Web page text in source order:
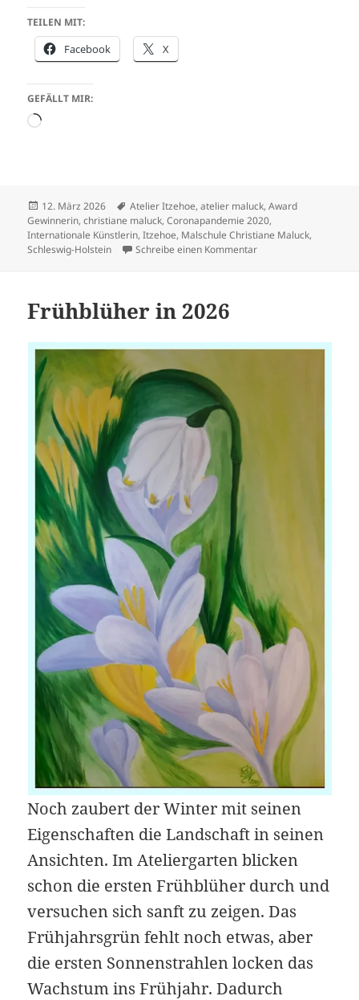
TEILEN MIT:
Facebook X
GEFÄLLT MIR:
Wird
Veröffentlicht
am
12. März 2026 Schlagwörter
Atelier Itzehoe,atelier maluck,Award
Gewinnerin,christiane maluck,Coronapandemie 2020,
Internationale Künstlerin,Itzehoe, Malschule Christiane Maluck,
Schleswig-Holstein
Schreibe einen Kommentarzu 13.März 2020
Frühblüher in 2026
Noch zaubert der Winter mit seinen
Eigenschaften die Landschaft in seinen
Ansichten. Im Ateliergarten blicken
schon die ersten Frühblüher durch und
versuchen sich sanft zu zeigen. Das
Frühjahrsgrün fehlt noch etwas, aber
die ersten Sonnenstrahlen locken das
Wachstum ins Frühjahr. Dadurch